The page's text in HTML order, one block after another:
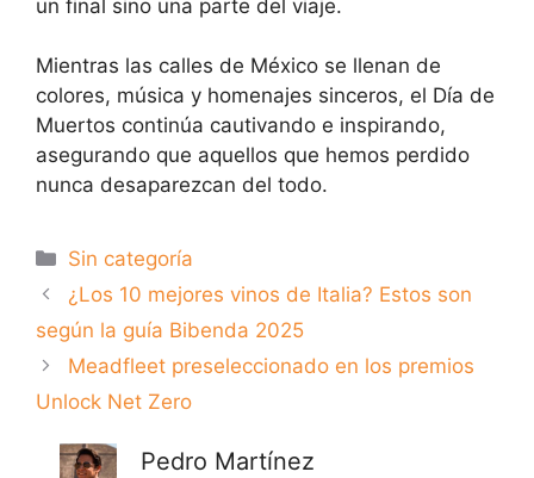
un final sino una parte del viaje.
Mientras las calles de México se llenan de
colores, música y homenajes sinceros, el Día de
Muertos continúa cautivando e inspirando,
asegurando que aquellos que hemos perdido
nunca desaparezcan del todo.
Categorías
Sin categoría
¿Los 10 mejores vinos de Italia? Estos son
según la guía Bibenda 2025
Meadfleet preseleccionado en los premios
Unlock Net Zero
Pedro Martínez